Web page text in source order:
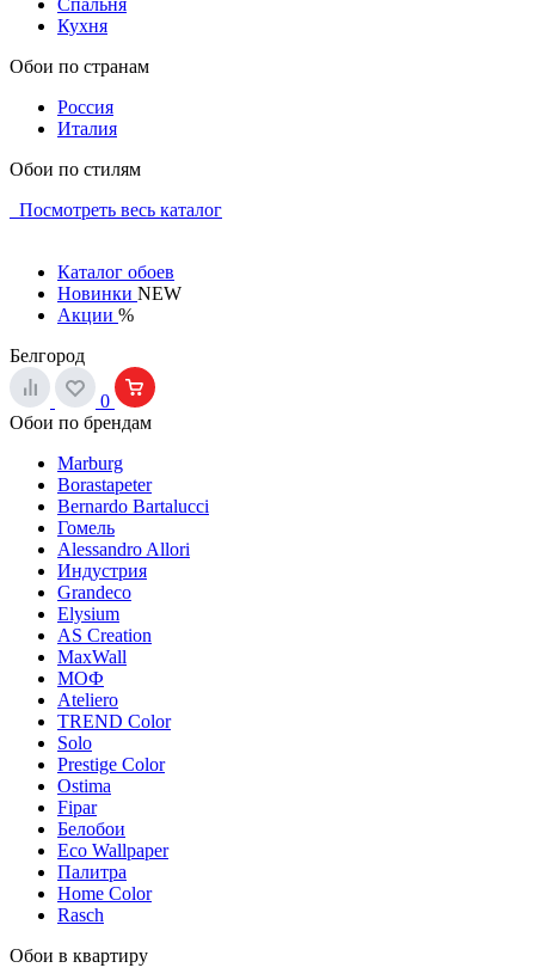
Спальня
Кухня
Обои по странам
Россия
Италия
Обои по стилям
Посмотреть весь каталог
Каталог обоев
Новинки NEW
Акции %
Белгород
0
Обои по брендам
Marburg
Borastapeter
Bernardo Bartalucci
Гомель
Alessandro Allori
Индустрия
Grandeco
Elysium
AS Creation
MaxWall
МОФ
Ateliero
TREND Color
Solo
Prestige Color
Ostima
Fipar
Белобои
Eco Wallpaper
Палитра
Home Color
Rasch
Обои в квартиру